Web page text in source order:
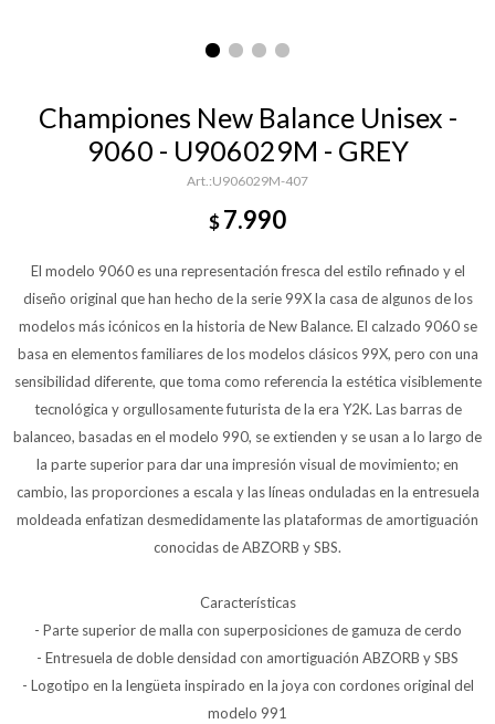
Championes New Balance Unisex -
9060 - U906029M - GREY
U906029M-407
$7.990
El modelo 9060 es una representación fresca del estilo refinado y el
diseño original que han hecho de la serie 99X la casa de algunos de los
modelos más icónicos en la historia de New Balance. El calzado 9060 se
basa en elementos familiares de los modelos clásicos 99X, pero con una
sensibilidad diferente, que toma como referencia la estética visiblemente
tecnológica y orgullosamente futurista de la era Y2K. Las barras de
balanceo, basadas en el modelo 990, se extienden y se usan a lo largo de
la parte superior para dar una impresión visual de movimiento; en
cambio, las proporciones a escala y las líneas onduladas en la entresuela
moldeada enfatizan desmedidamente las plataformas de amortiguación
conocidas de ABZORB y SBS.
Características
- Parte superior de malla con superposiciones de gamuza de cerdo
- Entresuela de doble densidad con amortiguación ABZORB y SBS
- Logotipo en la lengüeta inspirado en la joya con cordones original del
modelo 991